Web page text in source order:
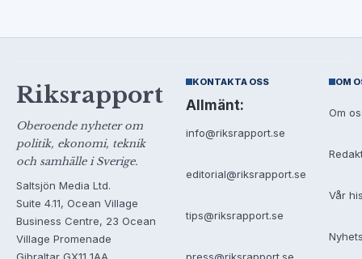
Riksrapport
Oberoende nyheter om
politik, ekonomi, teknik
och samhälle i Sverige.
Saltsjön Media Ltd.
Suite 4.11, Ocean Village
Business Centre, 23 Ocean
Village Promenade
KONTAKTA OSS
Allmänt:
info@riksrapport.se
editorial@riksrapport.se
tips@riksrapport.se
OM
Om
Vår